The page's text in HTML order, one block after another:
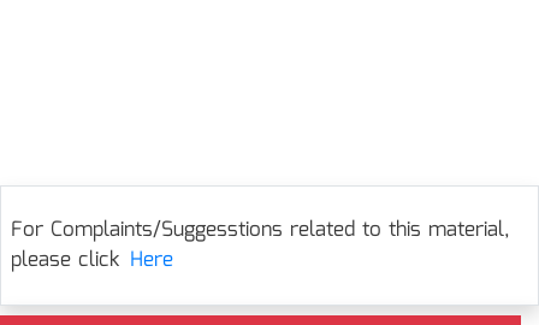
For Complaints/Suggesstions related to this material,
please click Here